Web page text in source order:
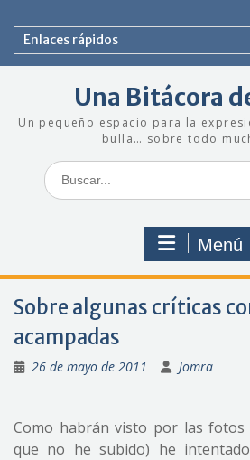
contenido
Enlaces rápidos
Una Bitácora
Un pequeño espacio para la
bulla… sobre todo
Buscar:
Menú
Sobre algunas críticas
acampadas
26 de mayo de 2011 Jomra
Como habrán visto por las
que no he subido) he